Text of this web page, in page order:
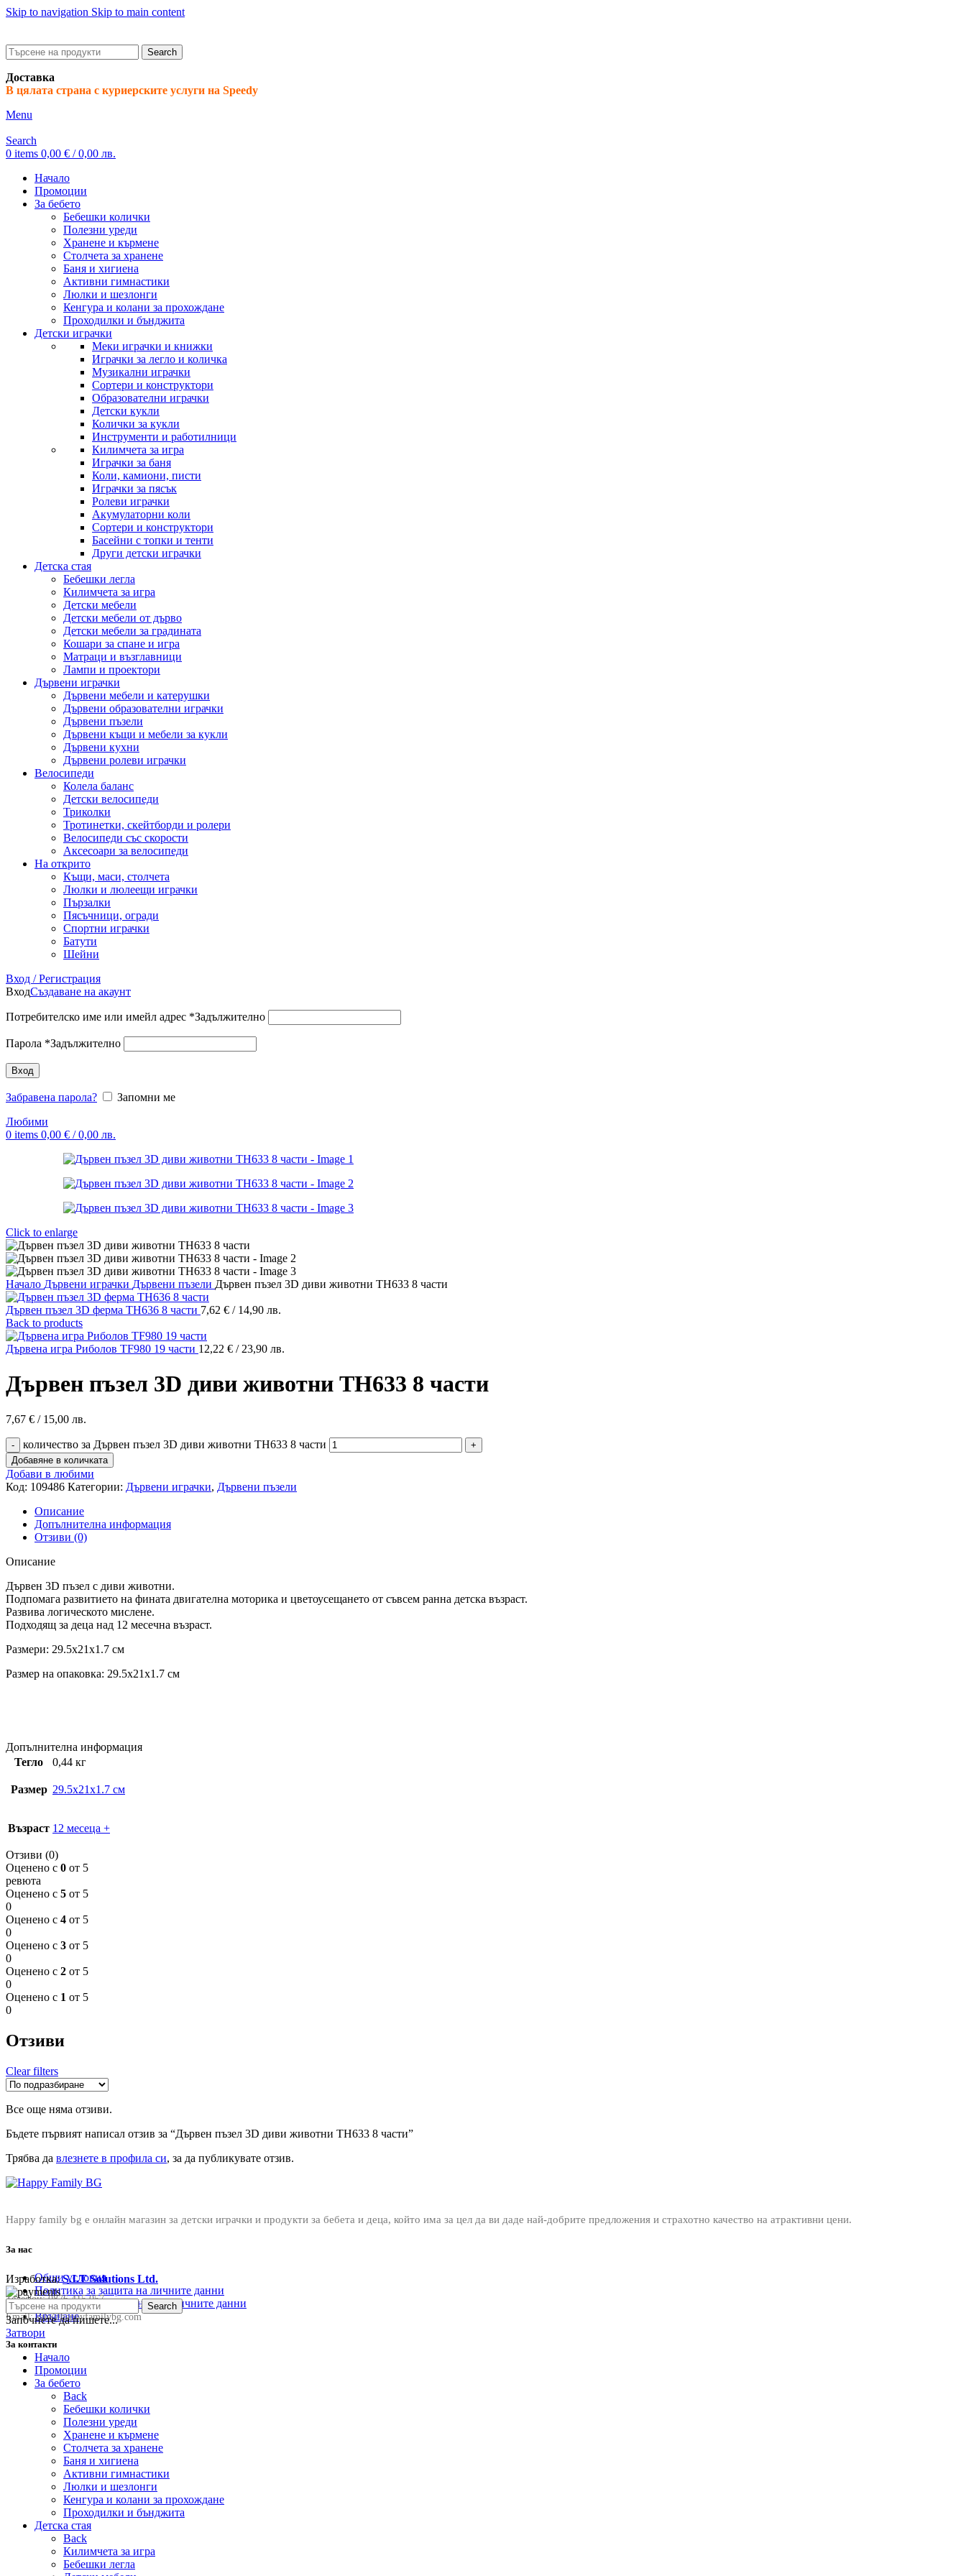
Skip to navigation Skip to main content
Search
Доставка
В цялата страна с куриерските услуги на Speedy
Menu
Search
0 items 0,00 € / 0,00 лв.
Начало
Промоции
За бебето
Бебешки колички
Полезни уреди
Хранене и кърмене
Столчета за хранене
Баня и хигиена
Активни гимнастики
Люлки и шезлонги
Кенгура и колани за прохождане
Проходилки и бънджита
Детски играчки
Меки играчки и книжки
Играчки за легло и количка
Музикални играчки
Сортери и конструктори
Образователни играчки
Детски кукли
Колички за кукли
Инструменти и работилници
Килимчета за игра
Играчки за баня
Коли, камиони, писти
Играчки за пясък
Ролеви играчки
Акумулаторни коли
Сортери и конструктори
Басейни с топки и тенти
Други детски играчки
Детска стая
Бебешки легла
Килимчета за игра
Детски мебели
Детски мебели от дърво
Детски мебели за градината
Кошари за спане и игра
Матраци и възглавници
Лампи и проектори
Дървени играчки
Дървени мебели и катерушки
Дървени образователни играчки
Дървени пъзели
Дървени къщи и мебели за кукли
Дървени кухни
Дървени ролеви играчки
Велосипеди
Колела баланс
Детски велосипеди
Триколки
Тротинетки, скейтборди и ролери
Велосипеди със скорости
Аксесоари за велосипеди
На открито
Къщи, маси, столчета
Люлки и люлеещи играчки
Пързалки
Пясъчници, огради
Спортни играчки
Батути
Шейни
Вход / Регистрация
ВходСъздаване на акаунт
Потребителско име или имейл адрес *Задължително
Парола *Задължително
Вход
Забравена парола?
Запомни ме
Любими
0 items 0,00 € / 0,00 лв.
Click to enlarge
Начало Дървени играчки Дървени пъзели Дървен пъзел 3D диви животни TH633 8 части
Дървен пъзел 3D ферма TH636 8 части 7,62 € / 14,90 лв.
Back to products
Дървена игра Риболов TF980 19 части 12,22 € / 23,90 лв.
Дървен пъзел 3D диви животни TH633 8 части
7,67 € / 15,00 лв.
количество за Дървен пъзел 3D диви животни TH633 8 части
Добавяне в количката
Добави в любими
Код: 109486 Категории: Дървени играчки, Дървени пъзели
Описание
Допълнителна информация
Отзиви (0)
Описание
Дървен 3D пъзел с диви животни.
Подпомага развитието на фината двигателна моторика и цветоусещането от съвсем ранна детска възраст.
Развива логическото мислене.
Подходящ за деца над 12 месечна възраст.
Размери: 29.5x21x1.7 см
Размер на опаковка: 29.5x21x1.7 см
Допълнителна информация
Тегло
0,44 кг
Размер 29.5x21x1.7 см
Възраст 12 месеца +
Отзиви (0)
Оценено с 0 от 5
ревюта
Оценено с 5 от 5
0
Оценено с 4 от 5
0
Оценено с 3 от 5
0
Оценено с 2 от 5
0
Оценено с 1 от 5
0
Отзиви
Clear filters
Все още няма отзиви.
Бъдете първият написал отзив за “Дървен пъзел 3D диви животни TH633 8 части”
Трябва да влезнете в профила си, за да публикувате отзив.
Happy family bg е онлайн магазин за детски играчки и продукти за бебета и деца, който има за цел да ви даде най-добрите предложения и страхотно качество на атрактивни цени.
За нас
Общи условия
Политика за защита на личните данни
Политика за съхранение на личните данни
Връщане
За контакти
Телефон:0876 415 057
Email:sale@happyfamilybg.com
Изработка:S.I.T Solutions Ltd.
Search
Започнете да пишете...
Затвори
Начало
Промоции
За бебето
Back
Бебешки колички
Полезни уреди
Хранене и кърмене
Столчета за хранене
Баня и хигиена
Активни гимнастики
Люлки и шезлонги
Кенгура и колани за прохождане
Проходилки и бънджита
Детска стая
Back
Килимчета за игра
Бебешки легла